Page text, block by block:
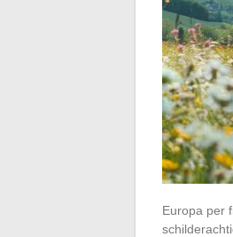
Europa per